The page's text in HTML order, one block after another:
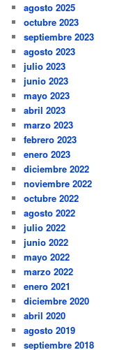
agosto 2025
octubre 2023
septiembre 2023
agosto 2023
julio 2023
junio 2023
mayo 2023
abril 2023
marzo 2023
febrero 2023
enero 2023
diciembre 2022
noviembre 2022
octubre 2022
agosto 2022
julio 2022
junio 2022
mayo 2022
marzo 2022
enero 2021
diciembre 2020
abril 2020
agosto 2019
septiembre 2018